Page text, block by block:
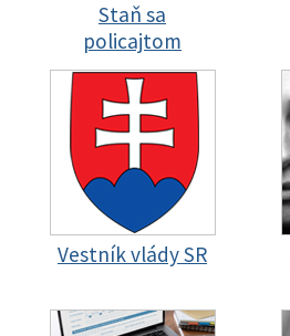
Staň sa
policajtom
Vestník vlády SR